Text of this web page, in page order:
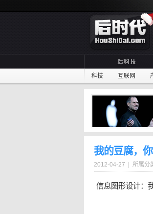
科技 互联网
我的豆腐，你
2012-04-27 | 所属分
信息图形设计：